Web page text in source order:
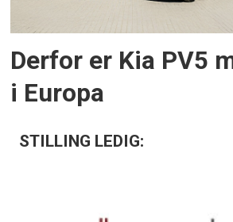
Derfor er Kia PV5
i Europa
STILLING LEDIG: